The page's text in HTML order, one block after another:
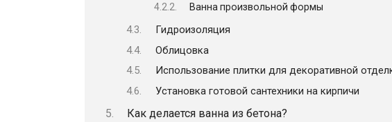
Ванна произвольной формы
Гидроизоляция
Облицовка
Использование плитки для декоративной
Установка готовой сантехники на кирпичи
Как делается ванна из бетона?